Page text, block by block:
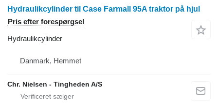
Hydraulikcylinder til Case Farmall 95A traktor på hjul
Pris efter forespørgsel
Hydraulikcylinder
Danmark, Hemmet
Chr. Nielsen - Tingheden A/S